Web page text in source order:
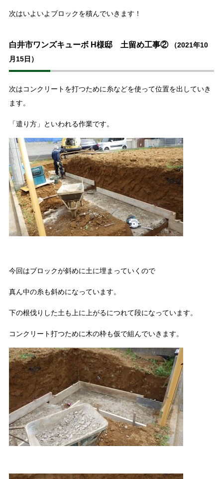
次はいよいよブロックを積んでいきます！
白井市ワンズキューボ H様邸 土留め工事②
（2021年10
月15日）
次はコンクリートを打つために糸などを使って位置を出していき
ます。
「遣り方」といわれる作業です。
今回はブロックが斜めに土に埋まっていくので
真ん中の糸も斜めになっています。
下の根伐りした土も上に上がるにつれて段になっています。
コンクリート打つために木の枠も仮で組んでいきます。